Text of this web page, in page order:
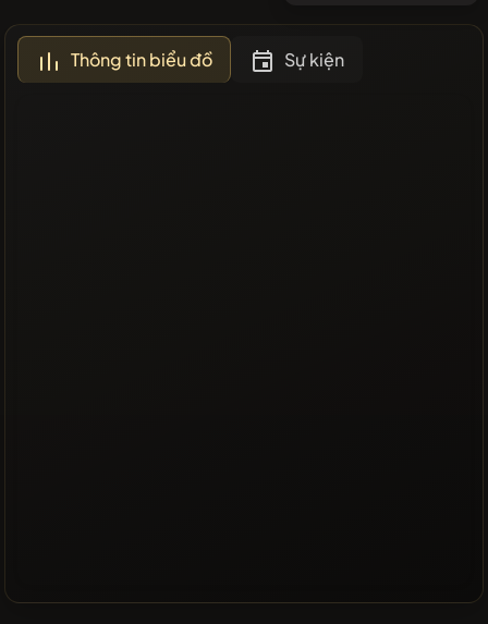
Thông tin biểu đồ Sự kiện